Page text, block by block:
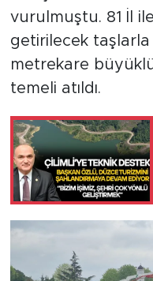
vurulmuştu. 81 İl
getirilecek
metrekare
temeli atıldı.